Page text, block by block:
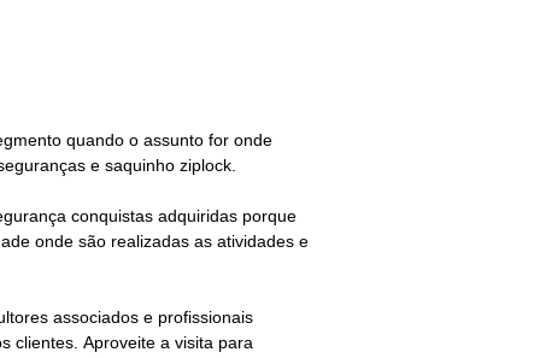
quando o assunto for onde
e saquinho ziplock.
conquistas adquiridas porque
onde são realizadas as atividades e
associados e profissionais
clientes. Aproveite a visita para